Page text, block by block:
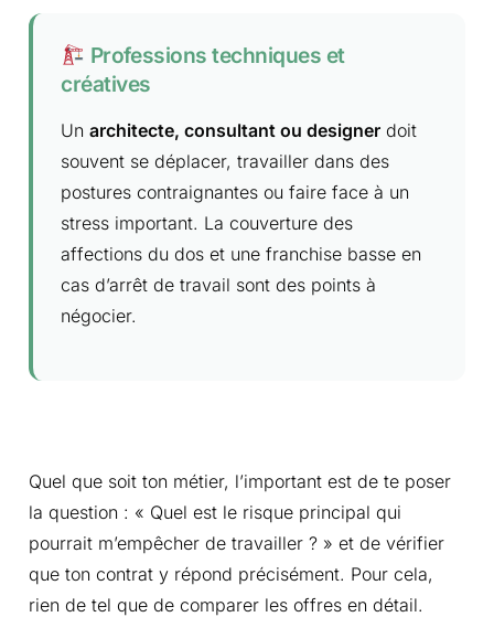
Professions techniques et
créatives
Unarchitecte, consultant ou designer doit
souvent se déplacer, travailler dans des
postures contraignantes ou faire face à un
stress important. La couverture des
affections du dos et une franchise basse en
cas d’arrêt de travail sont des points à
négocier.
Quel que soit ton métier, l’important est de te poser
la question : « Quel est le risque principal qui
pourrait m’empêcher de travailler ? » et de vérifier
que ton contrat y répond précisément. Pour cela,
rien de tel que de comparer les offres en détail.